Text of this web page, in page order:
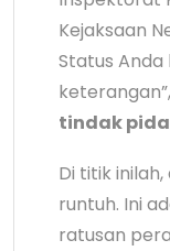
Kejaksaan
Status Anda
tindak
Di titik
runtuh. Ini
ratusan